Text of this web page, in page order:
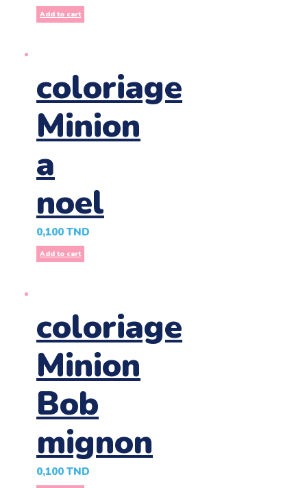
Add to cart
coloriage
Minion
a
noel
0,100 TND
Add to cart
coloriage
Minion
Bob
mignon
0,100 TND